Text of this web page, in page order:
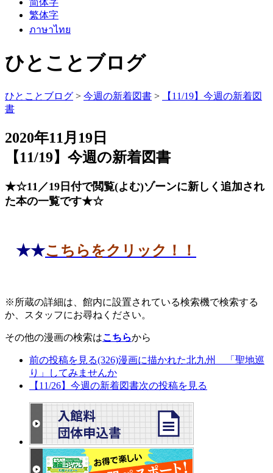
繁体字
ภาษาไทย
ひとことブログ
ひとことブログ > 今週の新着図書 >
【11/19】今週の新着図
書
2020年11月19日
【11/19】今週の新着図書
★☆11／19日付で閲覧(よむ)ゾーンに新しく追加され
た本の一覧です★☆
★★こちらをクリック！！
※所蔵の詳細は、館内に設置されている検索機で検索する
か、スタッフにお尋ねください。
その他の漫画の検索はこちらから
前の投稿を見る(326)漫画に描かれた北九州 「聖地巡
り」してみませんか
【11/26】今週の新着図書次の投稿を見る